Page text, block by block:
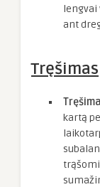
lengvai
ant
Tręšimas
kartą